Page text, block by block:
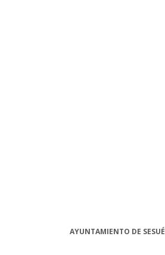
AYUNTAMIENTO DE SESUÉ